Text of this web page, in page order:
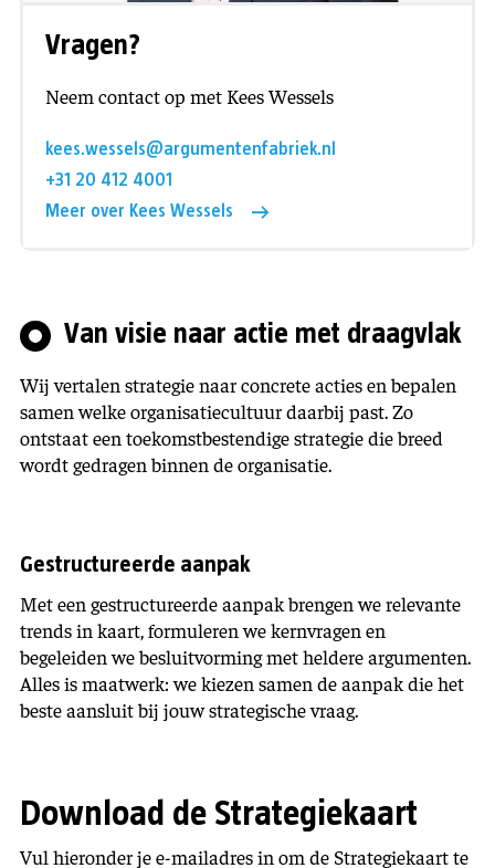
Vragen?
Neem contact op met Kees Wessels
kees.wessels@argumentenfabriek.nl
+31 20 412 4001
Meer over Kees Wessels
Van visie naar actie met draagvlak
Wij vertalen strategie naar concrete acties en bepalen
samen welke organisatiecultuur daarbij past. Zo
ontstaat een toekomstbestendige strategie die breed
wordt gedragen binnen de organisatie.
Gestructureerde aanpak
Met een gestructureerde aanpak brengen we relevante
trends in kaart, formuleren we kernvragen en
begeleiden we besluitvorming met heldere argumenten.
Alles is maatwerk: we kiezen samen de aanpak die het
beste aansluit bij jouw strategische vraag.
Download de Strategiekaart
Vul hieronder je e-mailadres in om de Strategiekaart te